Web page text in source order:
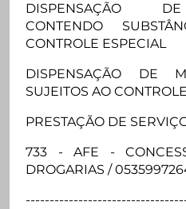
DISPENSAÇÃO
CONTENDO
CONTROLE ESPECIAL
DISPENSAÇÃO DE
SUJEITOS AO
PRESTAÇÃO DE
733 - AFE -
DROGARIAS /